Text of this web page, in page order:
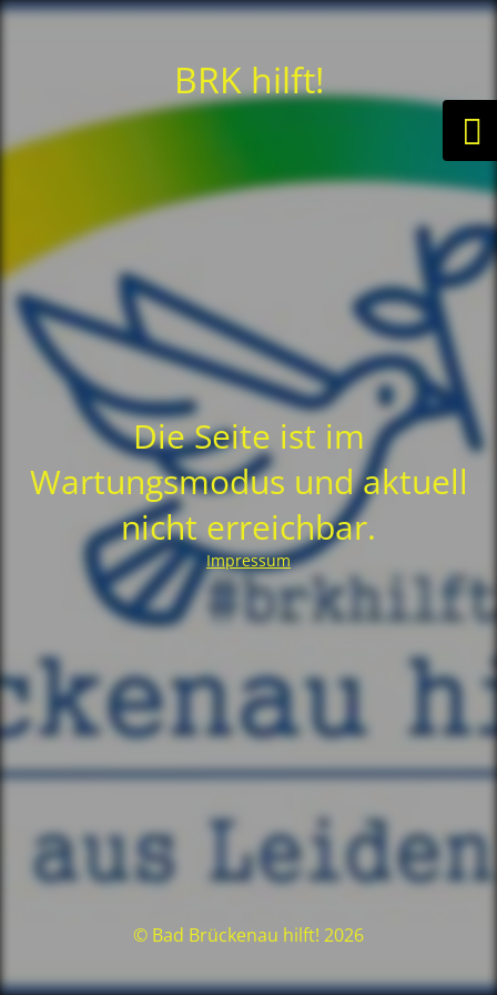
BRK hilft!
Die Seite ist im
Wartungsmodus und aktuell
nicht erreichbar.
Impressum
© Bad Brückenau hilft! 2026